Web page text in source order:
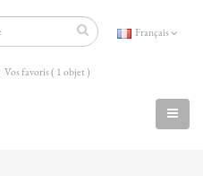
Français
Vos favoris ( 1 objet )